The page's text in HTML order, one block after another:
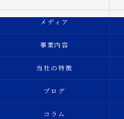
メディア
事業内容
当社の特徴
ブログ
コラム